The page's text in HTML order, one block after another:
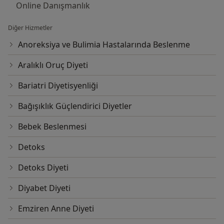
Online Danışmanlık
Diğer Hizmetler
Anoreksiya ve Bulimia Hastalarında Beslenme
Aralıklı Oruç Diyeti
Bariatri Diyetisyenliği
Bağışıklık Güçlendirici Diyetler
Bebek Beslenmesi
Detoks
Detoks Diyeti
Diyabet Diyeti
Emziren Anne Diyeti